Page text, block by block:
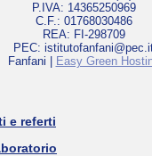
P.IVA: 14365250969
C.F.: 01768030486
REA: FI-298709
PEC:
Fanfani | Easy Green
e referti